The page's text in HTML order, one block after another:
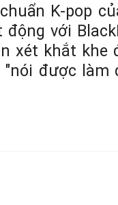
K-pop
với
xét khắt
"nói được